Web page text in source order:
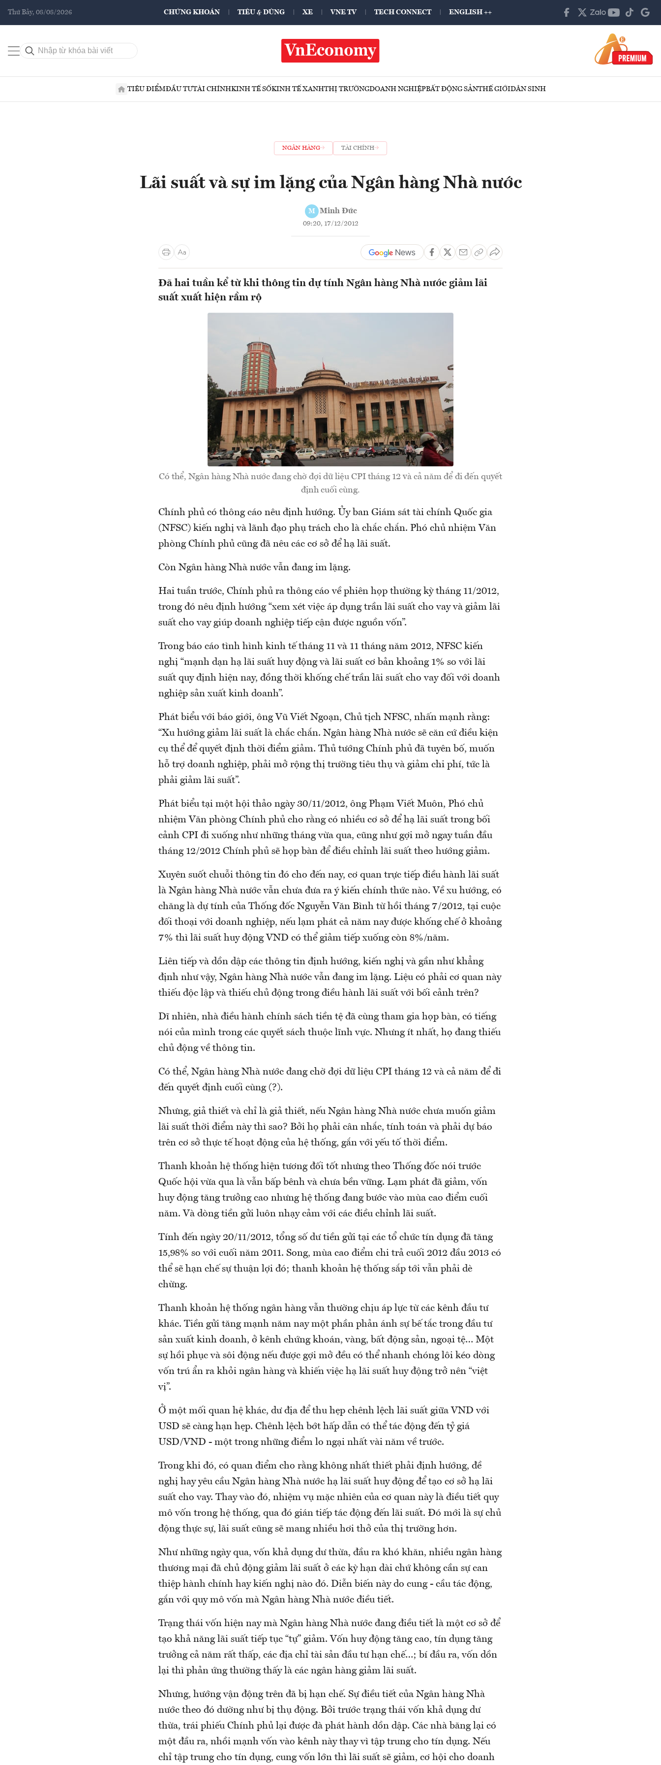
Thứ Bảy, 08/08/2026 CHỨNG KHOÁN TIÊU & DÙNG XE VNE TV TECH CONNECT ENGLISH ++
TIÊU ĐIỂMĐẦU TƯTÀI CHÍNHKINH TẾ SỐKINH TẾ XANHTHỊ TRƯỜNGDOANH NGHIỆPBẤT ĐỘNG SẢNTHẾ GIỚIDÂN SINH
NGÂN HÀNG TÀI CHÍNH
Lãi suất và sự im lặng của Ngân hàng Nhà nước
M Minh Đức
09:20, 17/12/2012
Đã hai tuần kể từ khi thông tin dự tính Ngân hàng Nhà nước giảm lãi
suất xuất hiện rầm rộ
Có thể, Ngân hàng Nhà nước đang chờ đợi dữ liệu CPI tháng 12 và cả năm để đi đến quyết
định cuối cùng.
Chính phủ có thông cáo nêu định hướng. Ủy ban Giám sát tài chính Quốc gia
(NFSC) kiến nghị và lãnh đạo phụ trách cho là chắc chắn. Phó chủ nhiệm Văn
phòng Chính phủ cũng đã nêu các cơ sở để hạ lãi suất.
Còn Ngân hàng Nhà nước vẫn đang im lặng.
Hai tuần trước, Chính phủ ra thông cáo về phiên họp thường kỳ tháng 11/2012,
trong đó nêu định hướng “xem xét việc áp dụng trần lãi suất cho vay và giảm lãi
suất cho vay giúp doanh nghiệp tiếp cận được nguồn vốn”.
Trong báo cáo tình hình kinh tế tháng 11 và 11 tháng năm 2012, NFSC kiến
nghị “mạnh dạn hạ lãi suất huy động và lãi suất cơ bản khoảng 1% so với lãi
suất quy định hiện nay, đồng thời khống chế trần lãi suất cho vay đối với doanh
nghiệp sản xuất kinh doanh”.
Phát biểu với báo giới, ông Vũ Viết Ngoạn, Chủ tịch NFSC, nhấn mạnh rằng:
“Xu hướng giảm lãi suất là chắc chắn. Ngân hàng Nhà nước sẽ căn cứ điều kiện
cụ thể để quyết định thời điểm giảm. Thủ tướng Chính phủ đã tuyên bố, muốn
hỗ trợ doanh nghiệp, phải mở rộng thị trường tiêu thụ và giảm chi phí, tức là
phải giảm lãi suất”.
Phát biểu tại một hội thảo ngày 30/11/2012, ông Phạm Viết Muôn, Phó chủ
nhiệm Văn phòng Chính phủ cho rằng có nhiều cơ sở để hạ lãi suất trong bối
cảnh CPI đi xuống như những tháng vừa qua, cũng như gợi mở ngay tuần đầu
tháng 12/2012 Chính phủ sẽ họp bàn để điều chỉnh lãi suất theo hướng giảm.
Xuyên suốt chuỗi thông tin đó cho đến nay, cơ quan trực tiếp điều hành lãi suất
là Ngân hàng Nhà nước vẫn chưa đưa ra ý kiến chính thức nào. Về xu hướng, có
chăng là dự tính của Thống đốc Nguyễn Văn Bình từ hồi tháng 7/2012, tại cuộc
đối thoại với doanh nghiệp, nếu lạm phát cả năm nay được khống chế ở khoảng
7% thì lãi suất huy động VND có thể giảm tiếp xuống còn 8%/năm.
Liên tiếp và dồn dập các thông tin định hướng, kiến nghị và gần như khẳng
định như vậy, Ngân hàng Nhà nước vẫn đang im lặng. Liệu có phải cơ quan này
thiếu độc lập và thiếu chủ động trong điều hành lãi suất với bối cảnh trên?
Dĩ nhiên, nhà điều hành chính sách tiền tệ đã cùng tham gia họp bàn, có tiếng
nói của mình trong các quyết sách thuộc lĩnh vực. Nhưng ít nhất, họ đang thiếu
chủ động về thông tin.
Có thể, Ngân hàng Nhà nước đang chờ đợi dữ liệu CPI tháng 12 và cả năm để đi
đến quyết định cuối cùng (?).
Nhưng, giả thiết và chỉ là giả thiết, nếu Ngân hàng Nhà nước chưa muốn giảm
lãi suất thời điểm này thì sao? Bởi họ phải cân nhắc, tính toán và phải dự báo
trên cơ sở thực tế hoạt động của hệ thống, gắn với yếu tố thời điểm.
Thanh khoản hệ thống hiện tương đối tốt nhưng theo Thống đốc nói trước
Quốc hội vừa qua là vẫn bấp bênh và chưa bền vững. Lạm phát đã giảm, vốn
huy động tăng trưởng cao nhưng hệ thống đang bước vào mùa cao điểm cuối
năm. Và dòng tiền gửi luôn nhạy cảm với các điều chỉnh lãi suất.
Tính đến ngày 20/11/2012, tổng số dư tiền gửi tại các tổ chức tín dụng đã tăng
15,98% so với cuối năm 2011. Song, mùa cao điểm chi trả cuối 2012 đầu 2013 có
thể sẽ hạn chế sự thuận lợi đó; thanh khoản hệ thống sắp tới vẫn phải dè
chừng.
Thanh khoản hệ thống ngân hàng vẫn thường chịu áp lực từ các kênh đầu tư
khác. Tiền gửi tăng mạnh năm nay một phần phản ánh sự bế tắc trong đầu tư
sản xuất kinh doanh, ở kênh chứng khoán, vàng, bất động sản, ngoại tệ… Một
sự hồi phục và sôi động nếu được gợi mở đều có thể nhanh chóng lôi kéo dòng
vốn trú ẩn ra khỏi ngân hàng và khiến việc hạ lãi suất huy động trở nên “việt
vị”.
Ở một mối quan hệ khác, dư địa để thu hẹp chênh lệch lãi suất giữa VND với
USD sẽ càng hạn hẹp. Chênh lệch bớt hấp dẫn có thể tác động đến tỷ giá
USD/VND - một trong những điểm lo ngại nhất vài năm về trước.
Trong khi đó, có quan điểm cho rằng không nhất thiết phải định hướng, đề
nghị hay yêu cầu Ngân hàng Nhà nước hạ lãi suất huy động để tạo cơ sở hạ lãi
suất cho vay. Thay vào đó, nhiệm vụ mặc nhiên của cơ quan này là điều tiết quy
mô vốn trong hệ thống, qua đó gián tiếp tác động đến lãi suất. Đó mới là sự chủ
động thực sự, lãi suất cũng sẽ mang nhiều hơi thở của thị trường hơn.
Như những ngày qua, vốn khả dụng dư thừa, đầu ra khó khăn, nhiều ngân hàng
thương mại đã chủ động giảm lãi suất ở các kỳ hạn dài chứ không cần sự can
thiệp hành chính hay kiến nghị nào đó. Diễn biến này do cung - cầu tác động,
gắn với quy mô vốn mà Ngân hàng Nhà nước điều tiết.
Trạng thái vốn hiện nay mà Ngân hàng Nhà nước đang điều tiết là một cơ sở để
tạo khả năng lãi suất tiếp tục “tự” giảm. Vốn huy động tăng cao, tín dụng tăng
trưởng cả năm rất thấp, các địa chỉ tài sản đầu tư hạn chế…; bí đầu ra, vốn dồn
lại thì phản ứng thường thấy là các ngân hàng giảm lãi suất.
Nhưng, hướng vận động trên đã bị hạn chế. Sự điều tiết của Ngân hàng Nhà
nước theo đó dường như bị thụ động. Bởi trước trạng thái vốn khả dụng dư
thừa, trái phiếu Chính phủ lại được đà phát hành dồn dập. Các nhà băng lại có
một đầu ra, nhồi mạnh vốn vào kênh này thay vì tập trung cho tín dụng. Nếu
chỉ tập trung cho tín dụng, cung vốn lớn thì lãi suất sẽ giảm, cơ hội cho doanh